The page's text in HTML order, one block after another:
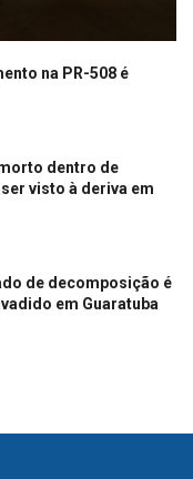
na PR-508 é
dentro de
visto à deriva em
de decomposição é
em Guaratuba